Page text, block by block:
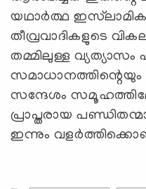
യഥാർത്ഥ ഇസ്‌ലാമിക
തീവ്രവാദികളുടെ
തമ്മിലുള്ള വ്യത്യാസം
സമാധാനത്തിന്റെയും
സന്ദേശം
പ്രാപ്തരായ
ഇന്നും